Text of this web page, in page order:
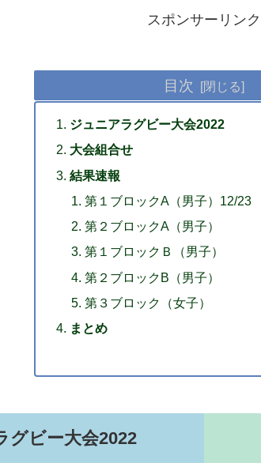
スポンサーリンク
目次
ジュニアラグビー大会2022
大会組合せ
結果速報
第１ブロックA（男子）12/23
第２ブロックA（男子）
第１ブロックＢ（男子）
第２ブロックB（男子）
第３ブロック（女子）
まとめ
グビー大会2022